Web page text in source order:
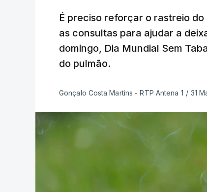
É preciso reforçar o rastreio
as consultas para ajudar a
domingo, Dia Mundial Sem
do pulmão.
Gonçalo Costa Martins - RTP Antena 1 / 31